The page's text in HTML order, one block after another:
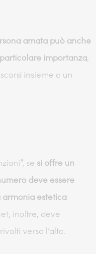
amata può anche
importanza,
insieme o un
se si offre un
deve essere
estetica
inoltre, deve
verso l’alto.